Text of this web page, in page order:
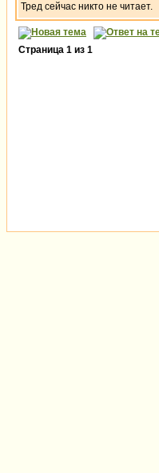
Тред сейчас никто не читает.
Страница 1 из 1